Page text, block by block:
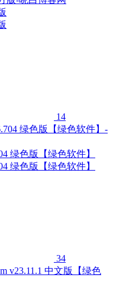
14
绿色版【绿色软件】
绿色版【绿色软件】
34